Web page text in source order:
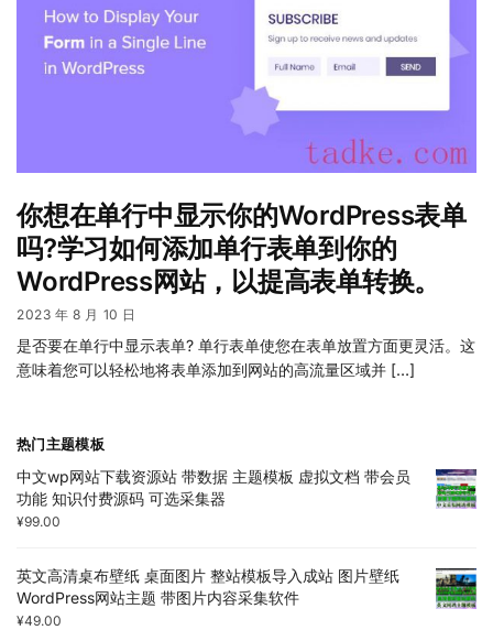
你想在单行中显示你的WordPress表单
吗?学习如何添加单行表单到你的
WordPress网站，以提高表单转换。
2023 年 8 月 10 日
是否要在单行中显示表单? 单行表单使您在表单放置方面更灵活。这
意味着您可以轻松地将表单添加到网站的高流量区域并 […]
热门主题模板
中文wp网站下载资源站 带数据 主题模板 虚拟文档 带会员
功能 知识付费源码 可选采集器
¥99.00
英文高清桌布壁纸 桌面图片 整站模板导入成站 图片壁纸
WordPress网站主题 带图片内容采集软件
¥49.00